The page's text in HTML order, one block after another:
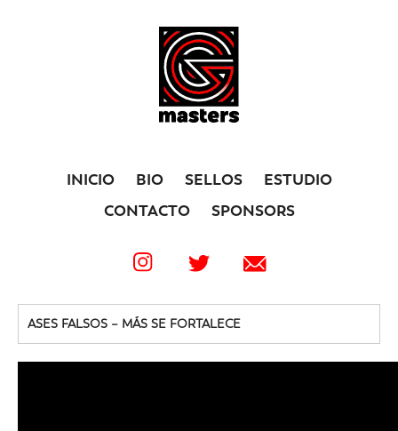
INICIO BIO SELLOS
ESTUDIO
CONTACTO
SPONSORS
ASES FALSOS – MÁS SE FORTALECE